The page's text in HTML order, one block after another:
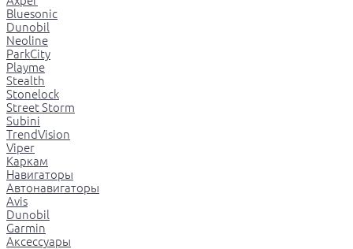
Bluesonic
Dunobil
Neoline
ParkCity
Playme
Stealth
Stonelock
Street Storm
Subini
TrendVision
Viper
Каркам
Навигаторы
Автонавигаторы
Avis
Dunobil
Garmin
Аксессуары